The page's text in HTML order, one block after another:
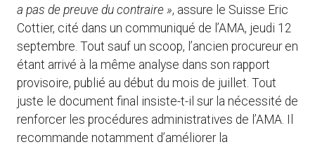
a pas de preuve du contraire », assure le Suisse Eric
Cottier, cité dans un communiqué de l’AMA, jeudi 12
septembre. Tout sauf un scoop, l’ancien procureur en
étant arrivé à la même analyse dans son rapport
provisoire, publié au début du mois de juillet. Tout
juste le document final insiste-t-il sur la nécessité de
renforcer les procédures administratives de l’AMA. Il
recommande notamment d’améliorer la